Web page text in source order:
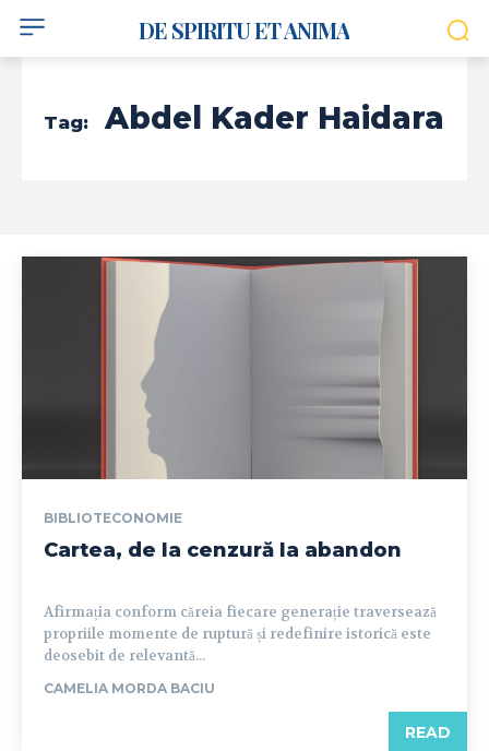
DE SPIRITU ET ANIMA
Tag: Abdel Kader Haidara
BIBLIOTECONOMIE
Cartea, de la cenzură la abandon
Afirmația conform căreia fiecare generație traversează
propriile momente de ruptură și redefinire istorică este
deosebit de relevantă...
CAMELIA MORDA BACIU
READ